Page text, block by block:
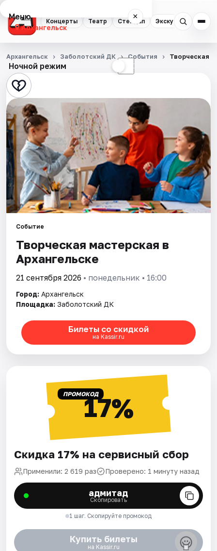
Концерты Театр Стендап Экскурсии
Меню ×
Архангельск
Концерты
Театр
Стендап
Экскурсии
Спорт
События
Города
Артисты
Рейтинги
Ночной режим ☾
Архангельск Заболотский ДК События Творческая
Событие
Творческая мастерская в
Архангельске
21 сентября 2026 • понедельник • 16:00
Город: Архангельск
Площадка: Заболотский ДК
Билеты со скидкой
на Kassir.ru
ПРОМОКОД17%
Скидка 17% на сервисный сбор
Применили: 2 619 раз Проверено: 1 минуту назад
адмитад
Скопировать
1 шаг. Скопируйте промокод
Купить билеты
на Kassir.ru